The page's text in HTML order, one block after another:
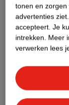
Bestel &
Bekijk ook
MeerEssie
tonen en
advertenties ziet.
accepteert. Je
intrekken. Meer
verwerken lees